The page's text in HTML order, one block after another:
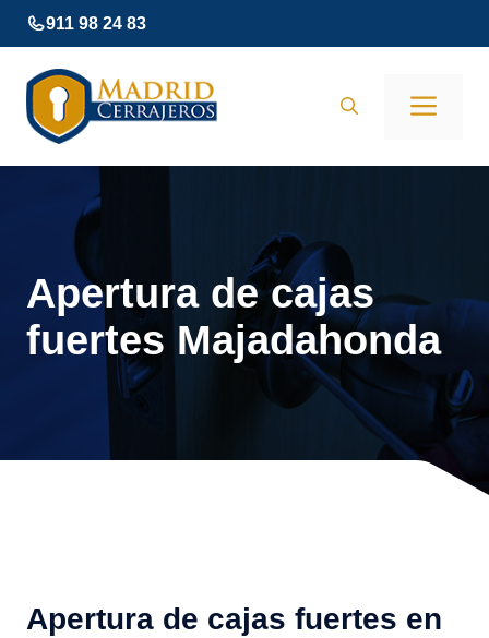
Saltar
al
contenido
911 98 24 83
Apertura de cajas
fuertes Majadahonda
Apertura de cajas fuertes en